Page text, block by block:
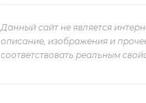
Данный сайт не является
описание, изображения и
соответствовать реальным